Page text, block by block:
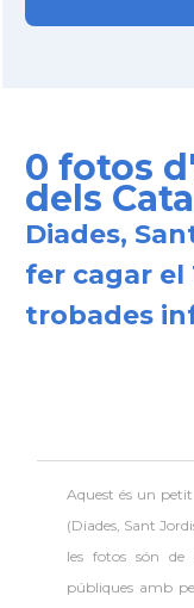
0 fotos
dels
Diades,
fer cagar el
trobades
Aquest és un
(Diades, Sant
les fotos són de
públiques amb